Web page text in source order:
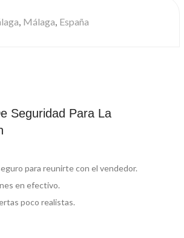
, Málaga, España
Seguridad Para La
para reunirte con el vendedor.
en efectivo.
poco realistas.